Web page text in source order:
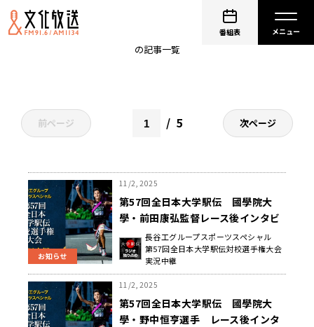
番組表
の記事一覧
前ページ 5 次ページ
お知らせ
11/2, 2025
第57回全日本大学駅伝 國學院大
學・前田康弘監督レース後インタビ
ュー 長谷工グループスポーツスペシャル
第57回全日本大学駅伝対校選手権大会
実況中継
11/2, 2025
第57回全日本大学駅伝 國學院大
學・野中恒亨選手 レース後インタ